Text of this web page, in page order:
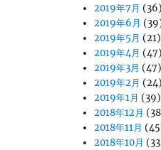
2019年7月 (36)
2019年6月
2019年5月 (21)
2019年4月 (47)
2019年3月 (47)
2019年2月 (24)
2019年1月 (39)
2018年12月
2018年11月
2018年10月